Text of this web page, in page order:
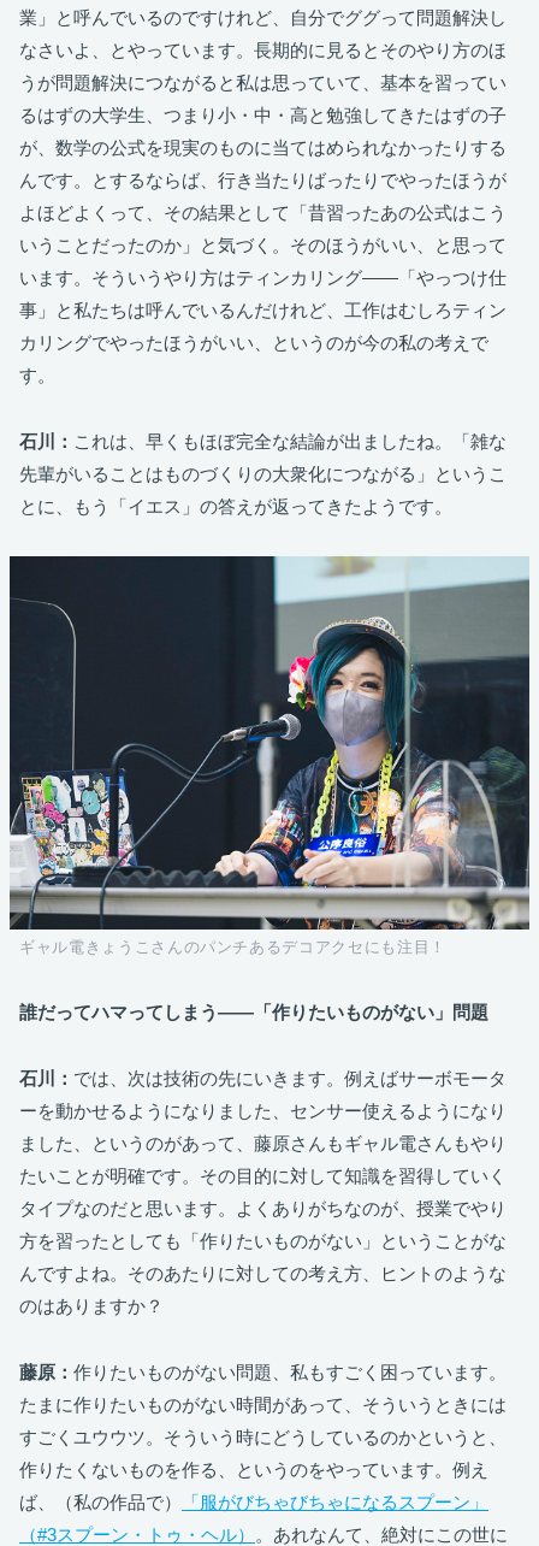
業」と呼んでいるのですけれど、自分でググって問題解決し
なさいよ、とやっています。長期的に見るとそのやり方のほ
うが問題解決につながると私は思っていて、基本を習ってい
るはずの大学生、つまり小・中・高と勉強してきたはずの子
が、数学の公式を現実のものに当てはめられなかったりする
んです。とするならば、行き当たりばったりでやったほうが
よほどよくって、その結果として「昔習ったあの公式はこう
いうことだったのか」と気づく。そのほうがいい、と思って
います。そういうやり方はティンカリング――「やっつけ仕
事」と私たちは呼んでいるんだけれど、工作はむしろティン
カリングでやったほうがいい、というのが今の私の考えで
す。
石川： これは、早くもほぼ完全な結論が出ましたね。「雑な
先輩がいることはものづくりの大衆化につながる」というこ
とに、もう「イエス」の答えが返ってきたようです。
ギャル電きょうこさんのパンチあるデコアクセにも注目！
誰だってハマってしまう――「作りたいものがない」問題
石川： では、次は技術の先にいきます。例えばサーボモータ
ーを動かせるようになりました、センサー使えるようになり
ました、というのがあって、藤原さんもギャル電さんもやり
たいことが明確です。その目的に対して知識を習得していく
タイプなのだと思います。よくありがちなのが、授業でやり
方を習ったとしても「作りたいものがない」ということがな
んですよね。そのあたりに対しての考え方、ヒントのような
のはありますか？
藤原： 作りたいものがない問題、私もすごく困っています。
たまに作りたいものがない時間があって、そういうときには
すごくユウウツ。そういう時にどうしているのかというと、
作りたくないものを作る、というのをやっています。例え
ば、（私の作品で）
「服がびちゃびちゃになるスプーン」
（#3スプーン・トゥ・ヘル）
。あれなんて、絶対にこの世に